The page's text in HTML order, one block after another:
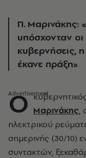
Π. Μαρινάκης:
υπόσχονταν
κυβερνήσεις,
έκανε πράξη»
Ο Μαρινάκης,
ηλεκτρικού
σημερινής (30/10)
συντακτών,